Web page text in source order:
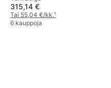
315,14 €
Tai 55,04 €/kk.¹
6 kauppoja